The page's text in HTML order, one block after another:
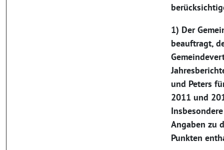
1) Der
beauftragt,
und Peters
2011 und
Angaben zu
Punkten